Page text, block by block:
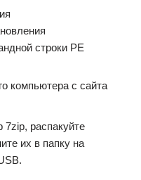
строки PE
компьютера с сайта
распакуйте
их в папку на